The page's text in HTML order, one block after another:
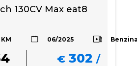
130CV Max eat8
06/2025
€ 302 /